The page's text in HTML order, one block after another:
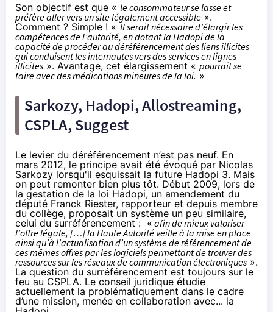
Son objectif est que « le consommateur se lasse et
préfère aller vers un site légalement accessible ».
Comment ? Simple ! « Il serait nécessaire d’élargir les
compétences de l’autorité, en dotant la Hadopi de la
capacité de procéder au déréférencement des liens illicites
qui conduisent les internautes vers des services en lignes
illicites ». Avantage, cet élargissement « pourrait se
faire avec des médications mineures de la loi. »
Sarkozy, Hadopi, Allostreaming,
CSPLA, Suggest
Le levier du déréférencement n’est pas neuf. En
mars 2012, le principe avait été évoqué par Nicolas
Sarkozy lorsqu'il esquissait la future Hadopi 3. Mais
on peut remonter bien plus tôt. Début 2009, lors de
la gestation de la loi Hadopi, un amendement du
député Franck Riester, rapporteur et depuis membre
du collège, proposait un système un peu similaire,
celui du surréférencement : « afin de mieux valoriser
l’offre légale, […] la Haute Autorité veille à la mise en place
ainsi qu’à l’actualisation d’un système de référencement de
ces mêmes offres par les logiciels permettant de trouver des
ressources sur les réseaux de communication électroniques ».
La question du surréférencement est toujours sur le
feu au CSPLA. Le conseil juridique étudie
actuellement la problématiquement dans le cadre
d’une mission, menée en collaboration avec... la